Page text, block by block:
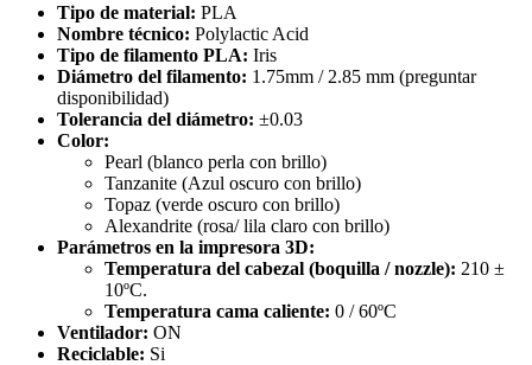
Tipo de material: PLA
Nombre técnico: Polylactic Acid
Tipo de filamento PLA: Iris
Diámetro del filamento: 1.75mm / 2.85 mm (preguntar
disponibilidad)
Tolerancia del diámetro: ±0.03
Color:
Pearl (blanco perla con brillo)
Tanzanite (Azul oscuro con brillo)
Topaz (verde oscuro con brillo)
Alexandrite (rosa/ lila claro con brillo)
Parámetros en la impresora 3D:
Temperatura del cabezal (boquilla / nozzle): 210 ±
10ºC.
Temperatura cama caliente: 0 / 60ºC
Ventilador: ON
Reciclable: Si